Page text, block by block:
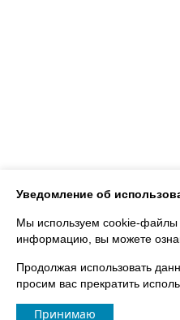
Уведомление об
Мы используем cookie-файлы
информацию, вы можете
Продолжая использовать
просим вас прекратить
Принимаю